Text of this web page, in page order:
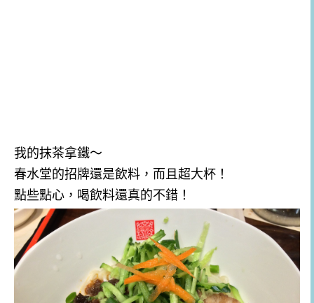
我的抹茶拿鐵～
春水堂的招牌還是飲料，而且超大杯！
點些點心，喝飲料還真的不錯！